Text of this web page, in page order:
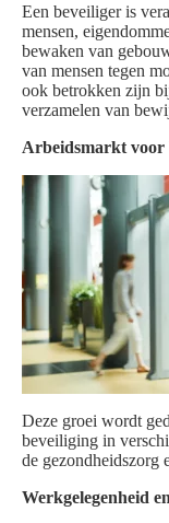
Een beveiliger is
mensen,
bewaken van
van mensen tegen
ook betrokken zijn
verzamelen van
Arbeidsmarkt voor
Deze groei wordt
beveiliging in
de gezondheidszorg
Werkgelegenheid